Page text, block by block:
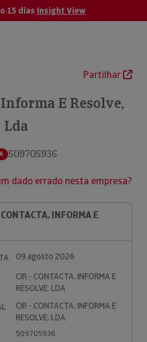
15 dias Insight View
Partilhar
E Resolve,
Lda
509705936
dado errado nesta empresa?
INFORMA E
09 agosto 2026
CIR - CONTACTA, INFORMA E
RESOLVE, LDA
CIR - CONTACTA, INFORMA E
RESOLVE, LDA
509705936